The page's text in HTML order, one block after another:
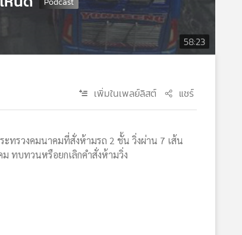
58:23
เพิ่มในเพลย์ลิสต์ แชร์
ทรวงคมนาคมที่สั่งห้ามรถ 2 ชั้น วิ่งผ่าน 7 เส้น
ทบทวนหรือยกเลิกคำสั่งห้ามวิ่ง